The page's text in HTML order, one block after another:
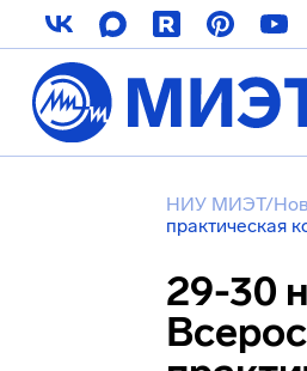
НИУ МИЭТ/
практическая
29-30